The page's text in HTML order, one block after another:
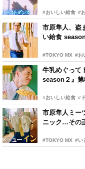
#おいしい給食 #
市原隼人、盗
い給食
#TOKYO MX #お
牛乳めぐって
season２』
#おいしい給食 #
市原隼人ミー
ニック…その
#TOKYO MX #い